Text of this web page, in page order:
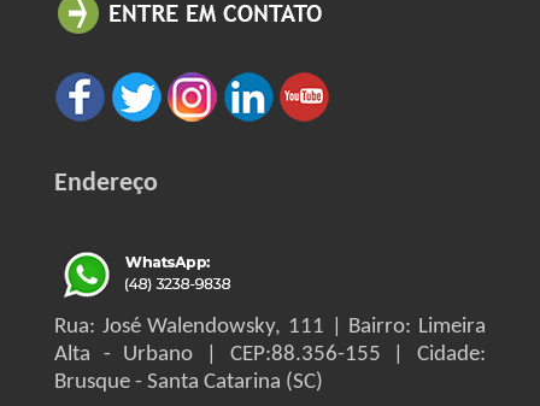
Endereço
Rua: José Walendowsky, 111 | Bairro: Limeira
Alta - Urbano | CEP:88.356-155 | Cidade:
Brusque - Santa Catarina (SC)